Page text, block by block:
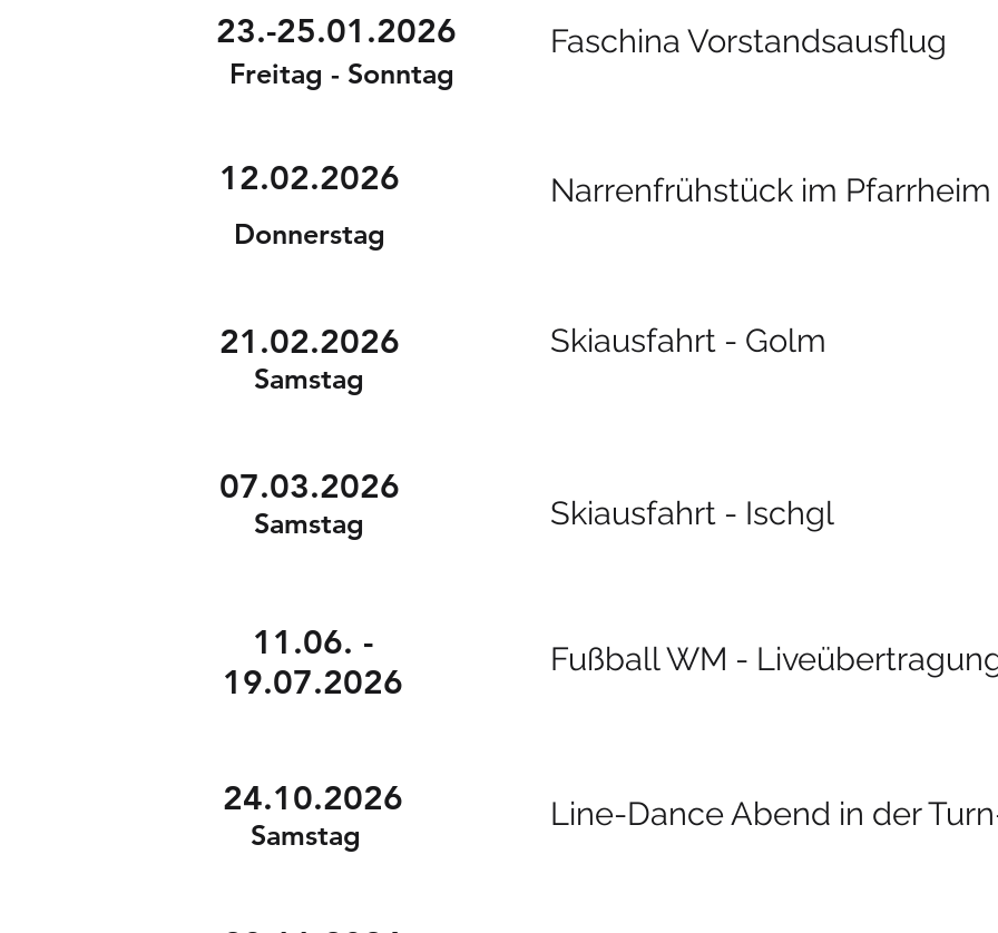
23.-25.01.2026
Freitag - Sonntag
Faschina Vorstandsausflug
12.02.2026
Donnerstag
Narrenfrühstück im Pfarrheim
21.02.2026
Samstag
Skiausfahrt - Golm
07.03.2026
Samstag Skiausfahrt - Ischgl
11.06. -
19.07.2026
Fußball WM -
24.10.2026
Samstag
Line-Dance Abend in der